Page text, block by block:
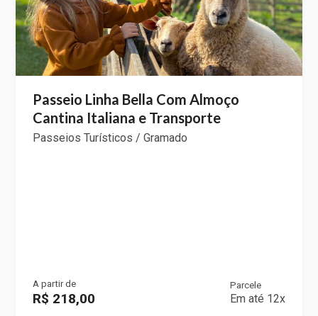
Passeio Linha Bella Com Almoço
Cantina Italiana e Transporte
Passeios Turísticos / Gramado
A partir de
R$ 218,00
Parcele
Em até 12x